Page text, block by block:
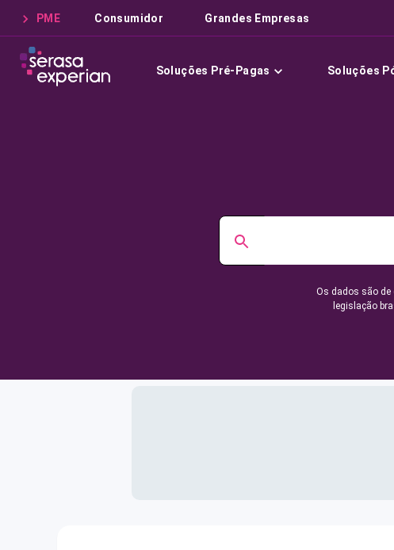
PME Consumidor Grandes Empresas
Soluções Pré-Pagas Soluções
Os dados são de
legislação